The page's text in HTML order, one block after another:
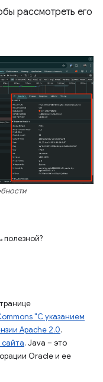
рассмотреть его
полезной?
"С указанием
Apache 2.0.
сайта. Java – это
Oracle и ее